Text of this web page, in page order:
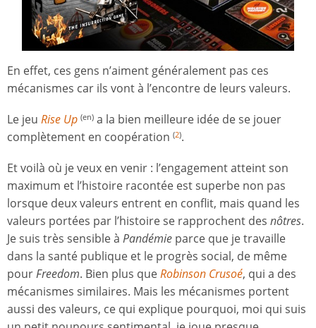
En effet, ces gens n’aiment généralement pas ces
mécanismes car ils vont à l’encontre de leurs valeurs.
Le jeu Rise Up (en) a la bien meilleure idée de se jouer
complètement en coopération (2).
Et voilà où je veux en venir : l’engagement atteint son
maximum et l’histoire racontée est superbe non pas
lorsque deux valeurs entrent en conflit, mais quand les
valeurs portées par l’histoire se rapprochent des nôtres.
Je suis très sensible à Pandémie parce que je travaille
dans la santé publique et le progrès social, de même
pourFreedom. Bien plus queRobinson Crusoé, qui a des
mécanismes similaires. Mais les mécanismes portent
aussi des valeurs, ce qui explique pourquoi, moi qui suis